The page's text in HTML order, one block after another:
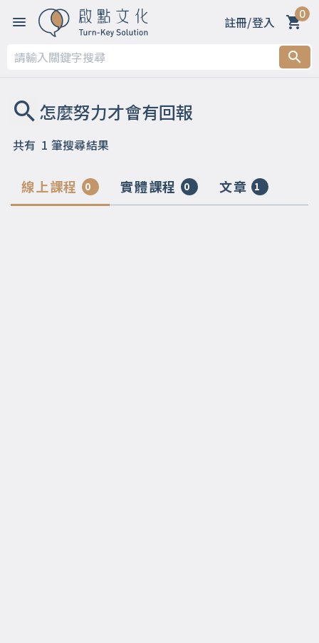
註冊/登入 0
共有 1 筆搜尋結果
線上課程 0 實體課程 0 文章 1